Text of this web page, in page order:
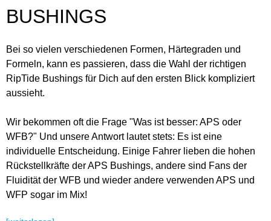
BUSHINGS
Bei so vielen verschiedenen Formen, Härtegraden und
Formeln, kann es passieren, dass die Wahl der richtigen
RipTide Bushings für Dich auf den ersten Blick kompliziert
aussieht.
Wir bekommen oft die Frage "Was ist besser: APS oder
WFB?" Und unsere Antwort lautet stets: Es ist eine
individuelle Entscheidung. Einige Fahrer lieben die hohen
Rückstellkräfte der APS Bushings, andere sind Fans der
Fluidität der WFB und wieder andere verwenden APS und
WFP sogar im Mix!